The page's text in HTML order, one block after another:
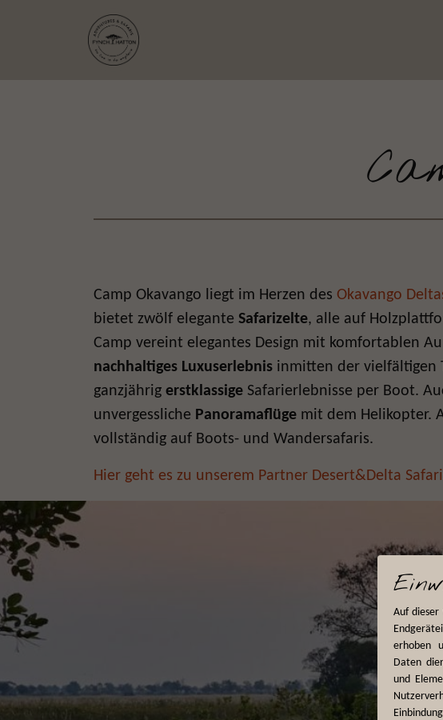
Camp Okavango liegt im Herzen des Okavango
bietet zwölf elegante Safarizelte, alle auf
Camp vereint elegantes Design mit komfortablen
nachhaltiges Luxuserlebnis inmitten der vielfältigen
ganzjährig erstklassige Safarierlebnisse per Boot.
unvergessliche Panoramaflüge mit dem Helikopter.
vollständig auf Boots- und Wandersafaris.
Hier geht es zu unserem Partner Desert&Delta
Auf dieser
erhoben
Daten
und